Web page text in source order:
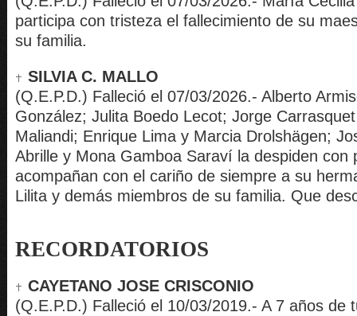
participa con tristeza el fallecimiento de su
su familia.
SILVIA C. MALLO
(Q.E.P.D.) Falleció el 07/03/2026.- Alberto
González; Julita Boedo Lecot; Jorge
Maliandi; Enrique Lima y Marcia Drolshägen;
Abrille y Mona Gamboa Saraví la despiden con
acompañan con el cariño de siempre a su
Lilita y demás miembros de su familia. Que
RECORDATORIOS
CAYETANO JOSE CRISCONIO
(Q.E.P.D.) Falleció el 10/03/2019.- A 7 años de